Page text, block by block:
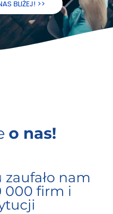
BLIŻEJ! >>
o nas!
zaufało nam
000 firm i